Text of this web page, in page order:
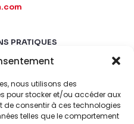
nous utilisons des
pour stocker et/ou accéder aux
de consentir à ces technologies
telles que le comportement
PRATIQUES